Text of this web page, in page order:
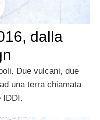
dalla
Due vulcani, due
una terra chiamata
IDDI.